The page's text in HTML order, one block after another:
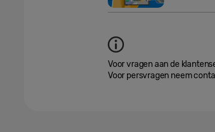
Voor vragen aan de
Voor persvragen neem